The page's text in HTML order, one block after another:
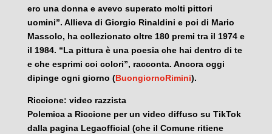
ero una donna e avevo superato molti pittori
uomini”. Allieva di Giorgio Rinaldini e poi di Mario
Massolo, ha collezionato oltre 180 premi tra il 1974 e
il 1984. “La pittura è una poesia che hai dentro di te
e che esprimi coi colori”, racconta. Ancora oggi
dipinge ogni giorno (BuongiornoRimini).
Riccione: video razzista
Polemica a Riccione per un video diffuso su TikTok
dalla pagina Legaofficial (che il Comune ritiene